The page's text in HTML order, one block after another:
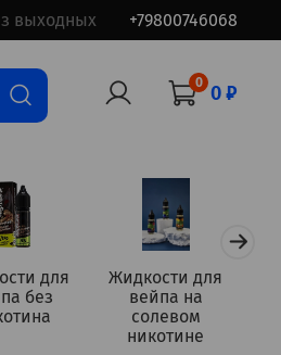
выходных +79800746068
0 0 ₽
для
без
Жидкости для
вейпа на
солевом
никотине